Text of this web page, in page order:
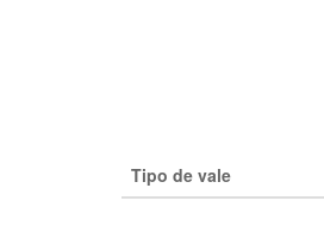
Tipo de vale